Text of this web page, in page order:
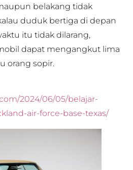
belakang tidak
duduk bertiga di depan
itu tidak dilarang,
dapat mengangkut lima
orang sopir.
2024/06/05/belajar-
air-force-base-texas/